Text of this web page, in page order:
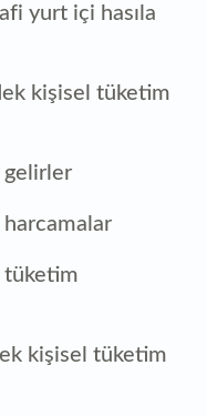
yurt içi hasıla
kişisel tüketim
gelirler
harcamalar
tüketim
kişisel tüketim